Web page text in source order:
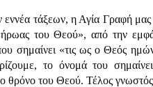
τάξεων, η Αγία Γραφή
του Θεού», από την
σημαίνει «τις ως ο Θεός
το όνομά του
θρόνο του Θεού. Τέλος